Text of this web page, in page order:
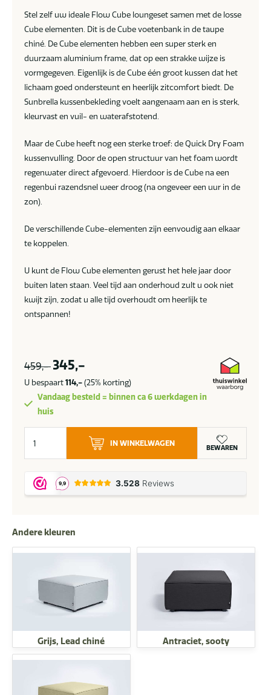
Stel zelf uw ideale Flow Cube loungeset samen met de losse
Cube elementen. Dit is de Cube voetenbank in de taupe
chiné. De Cube elementen hebben een super sterk en
duurzaam aluminium frame, dat op een strakke wijze is
vormgegeven. Eigenlijk is de Cube één groot kussen dat het
lichaam goed ondersteunt en heerlijk zitcomfort biedt. De
Sunbrella kussenbekleding voelt aangenaam aan en is sterk,
kleurvast en vuil- en waterafstotend.
Maar de Cube heeft nog een sterke troef: de Quick Dry Foam
kussenvulling. Door de open structuur van het foam wordt
regenwater direct afgevoerd. Hierdoor is de Cube na een
regenbui razendsnel weer droog (na ongeveer een uur in de
zon).
De verschillende Cube-elementen zijn eenvoudig aan elkaar
te koppelen.
U kunt de Flow Cube elementen gerust het hele jaar door
buiten laten staan. Veel tijd aan onderhoud zult u ook niet
kwijt zijn, zodat u alle tijd overhoudt om heerlijk te
ontspannen!
459,- 345,-
U bespaart114,-(25% korting)
Vandaag besteld = binnen ca 6 werkdagen in
huis
Cube
taupe
chiné
IN WINKELWAGEN
BEWAREN
Andere kleuren
Grijs, Lead chiné Antraciet, sooty